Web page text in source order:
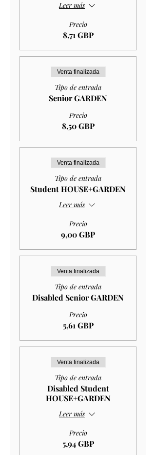
Leer más
Precio
8,71 GBP
Venta finalizada
Tipo de entrada
Senior GARDEN
Precio
8,50 GBP
Venta finalizada
Tipo de entrada
Student HOUSE+GARDEN
Leer más
Precio
9,00 GBP
Venta finalizada
Tipo de entrada
Disabled Senior GARDEN
Precio
5,61 GBP
Venta finalizada
Tipo de entrada
Disabled Student
HOUSE+GARDEN
Leer más
Precio
5,94 GBP